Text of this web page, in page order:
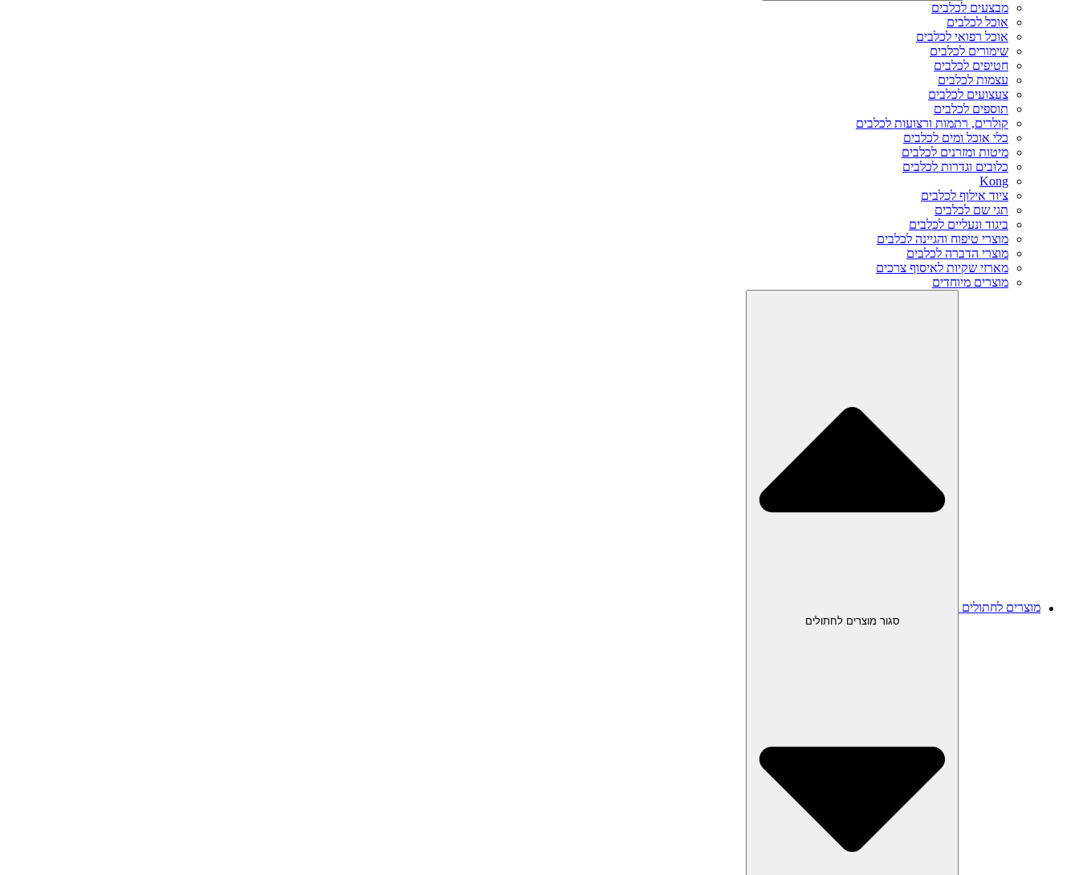
מבצעים לכלבים
אוכל לכלבים
אוכל רפואי לכלבים
שימורים לכלבים
חטיפים לכלבים
עצמות לכלבים
צעצועים לכלבים
תוספים לכלבים
קולרים, רתמות ורצועות לכלבים
כלי אוכל ומים לכלבים
מיטות ומזרנים לכלבים
כלובים וגדרות לכלבים
Kong
ציוד אילוף לכלבים
תגי שם לכלבים
ביגוד ונעליים לכלבים
מוצרי טיפוח והגיינה לכלבים
מוצרי הדברה לכלבים
מארזי שקיות לאיסוף צרכים
מוצרים מיוחדים
מוצרים לחתולים
סגור מוצרים לחתולים